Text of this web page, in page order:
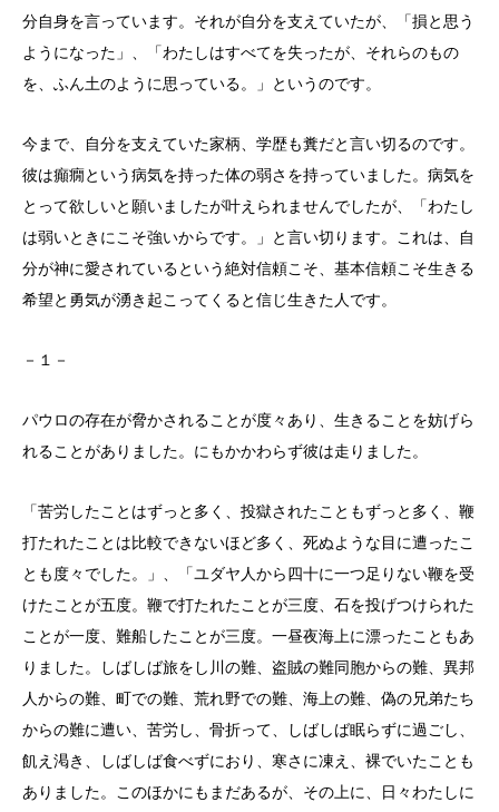
分自身を言っています。それが自分を支えていたが、「損と思う
ようになった」、「わたしはすべてを失ったが、それらのもの
を、ふん土のように思っている。」というのです。
今まで、自分を支えていた家柄、学歴も糞だと言い切るのです。
彼は癲癇という病気を持った体の弱さを持っていました。病気を
とって欲しいと願いましたが叶えられませんでしたが、「わたし
は弱いときにこそ強いからです。」と言い切ります。これは、自
分が神に愛されているという絶対信頼こそ、基本信頼こそ生きる
希望と勇気が湧き起こってくると信じ生きた人です。
－１－
パウロの存在が脅かされることが度々あり、生きることを妨げら
れることがありました。にもかかわらず彼は走りました。
「苦労したことはずっと多く、投獄されたこともずっと多く、鞭
打たれたことは比較できないほど多く、死ぬような目に遭ったこ
とも度々でした。」、「ユダヤ人から四十に一つ足りない鞭を受
けたことが五度。鞭で打たれたことが三度、石を投げつけられた
ことが一度、難船したことが三度。一昼夜海上に漂ったこともあ
りました。しばしば旅をし川の難、盗賊の難同胞からの難、異邦
人からの難、町での難、荒れ野での難、海上の難、偽の兄弟たち
からの難に遭い、苦労し、骨折って、しばしば眠らずに過ごし、
飢え渇き、しばしば食べずにおり、寒さに凍え、裸でいたことも
ありました。このほかにもまだあるが、その上に、日々わたしに